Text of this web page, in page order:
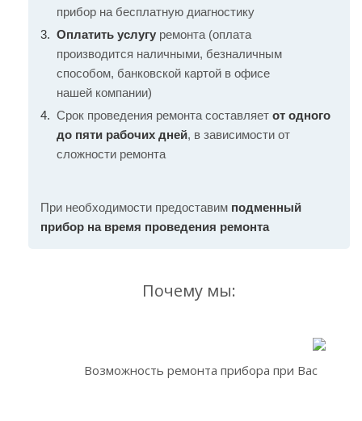
прибор на бесплатную диагностику
Оплатить услугу ремонта (оплата
производится наличными, безналичным
способом, банковской картой в офисе
нашей компании)
Срок проведения ремонта составляет от одного
до пяти рабочих дней, в зависимости от
сложности ремонта
При необходимости предоставим подменный
прибор на время проведения ремонта
Почему мы:
Возможность ремонта прибора при Вас